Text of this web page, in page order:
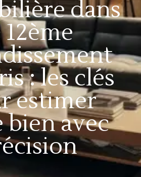
dans
: les clés
estimer
avec